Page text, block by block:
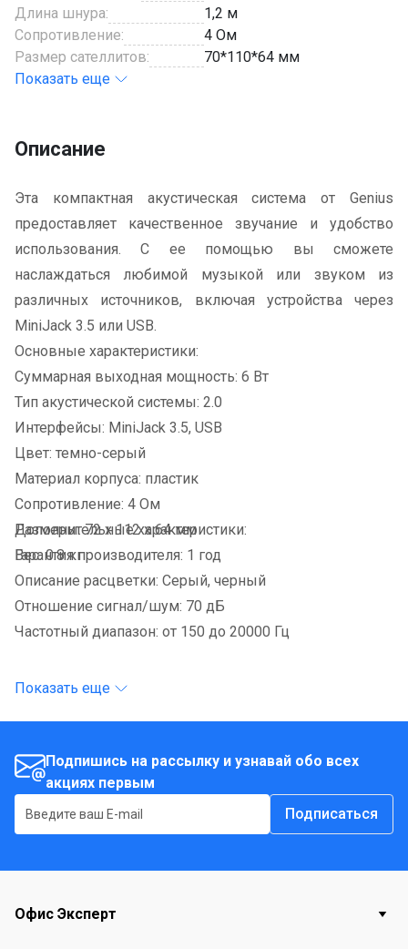
Длина шнура:
1,2 м
Сопротивление:
4 Ом
Размер сателлитов:
70*110*64 мм
Показать еще
Описание
Эта компактная акустическая система от Genius
предоставляет качественное звучание и удобство
использования. С ее помощью вы сможете
наслаждаться любимой музыкой или звуком из
различных источников, включая устройства через
MiniJack 3.5 или USB.
Основные характеристики:
Суммарная выходная мощность: 6 Вт
Тип акустической системы: 2.0
Интерфейсы: MiniJack 3.5, USB
Цвет: темно-серый
Материал корпуса: пластик
Сопротивление: 4 Ом
Размеры: 72 x 112 x 64 мм
Вес: 0.8 кг
Дополнительные характеристики:
Гарантия производителя: 1 год
Описание расцветки: Серый, черный
Отношение сигнал/шум: 70 дБ
Частотный диапазон: от 150 до 20000 Гц
Показать еще
Подпишись на рассылку и узнавай обо всех
акциях первым
Подписаться
Офис Эксперт